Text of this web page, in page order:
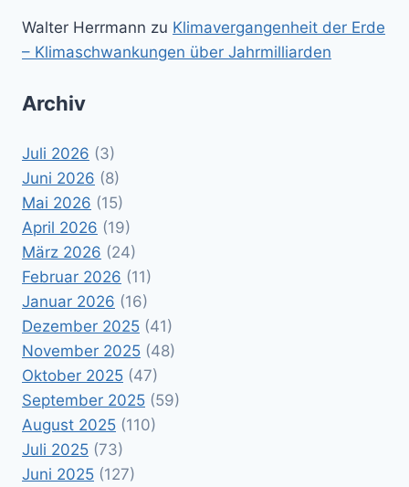
Walter Herrmann zu Klimavergangenheit der Erde
– Klimaschwankungen über Jahrmilliarden
Archiv
Juli 2026 (3)
Juni 2026 (8)
Mai 2026 (15)
April 2026 (19)
März 2026 (24)
Februar 2026 (11)
Januar 2026 (16)
Dezember 2025 (41)
November 2025 (48)
Oktober 2025 (47)
September 2025 (59)
August 2025 (110)
Juli 2025 (73)
Juni 2025 (127)